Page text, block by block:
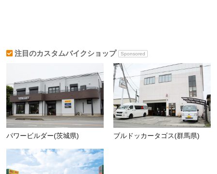
注目のカスタムバイクショップ Sponsored
パワービルダー(茨城県) ブルドッカータゴス(群馬県)